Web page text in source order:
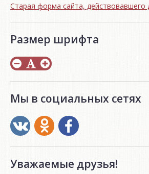
Старая форма сайта, действовавшего
Размер шрифта
Мы в социальных сетях
Уважаемые друзья!